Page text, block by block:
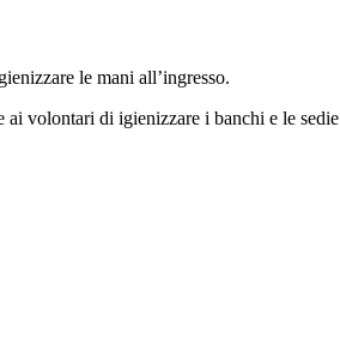
le mani all’ingresso.
ai volontari di igienizzare i banchi e le sedie